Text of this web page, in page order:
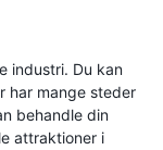
industri. Du kan
har mange steder
behandle din
attraktioner i